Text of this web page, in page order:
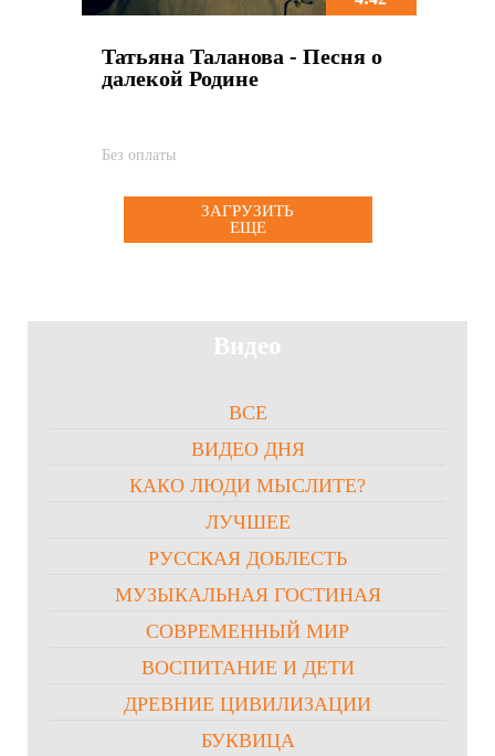
Татьяна Таланова - Песня о
далекой Родине
Без оплаты
ЗАГРУЗИТЬ
ЕЩЕ
Видео
ВСЕ
ВИДЕО ДНЯ
КАКО ЛЮДИ МЫСЛИТЕ?
ЛУЧШЕЕ
РУССКАЯ ДОБЛЕСТЬ
МУЗЫКАЛЬНАЯ ГОСТИНАЯ
СОВРЕМЕННЫЙ МИР
ВОСПИТАНИЕ И ДЕТИ
ДРЕВНИЕ ЦИВИЛИЗАЦИИ
БУКВИЦА